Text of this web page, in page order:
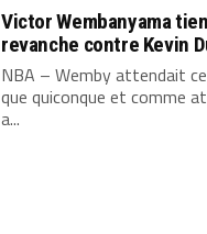
Victor Wembanyama
revanche contre Kevin
NBA – Wemby attendait
que quiconque et comme
a...